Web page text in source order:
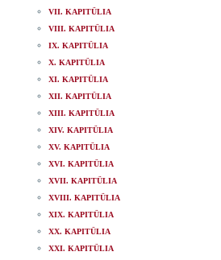
VII. KAPITÜLIA
VIII. KAPITÜLIA
IX. KAPITÜLIA
X. KAPITÜLIA
XI. KAPITÜLIA
XII. KAPITÜLIA
XIII. KAPITÜLIA
XIV. KAPITÜLIA
XV. KAPITÜLIA
XVI. KAPITÜLIA
XVII. KAPITÜLIA
XVIII. KAPITÜLIA
XIX. KAPITÜLIA
XX. KAPITÜLIA
XXI. KAPITÜLIA